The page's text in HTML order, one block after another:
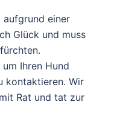
einer
Glück und muss
Ihren Hund
kontaktieren. Wir
Rat und tat zur